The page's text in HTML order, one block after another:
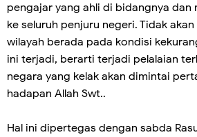
pengajar yang ahli di bidangnya dan
ke seluruh penjuru negeri. Tidak
wilayah berada pada kondisi
ini terjadi, berarti terjadi pelalaian
negara yang kelak akan dimintai
hadapan Allah Swt..
Hal ini dipertegas dengan sabda